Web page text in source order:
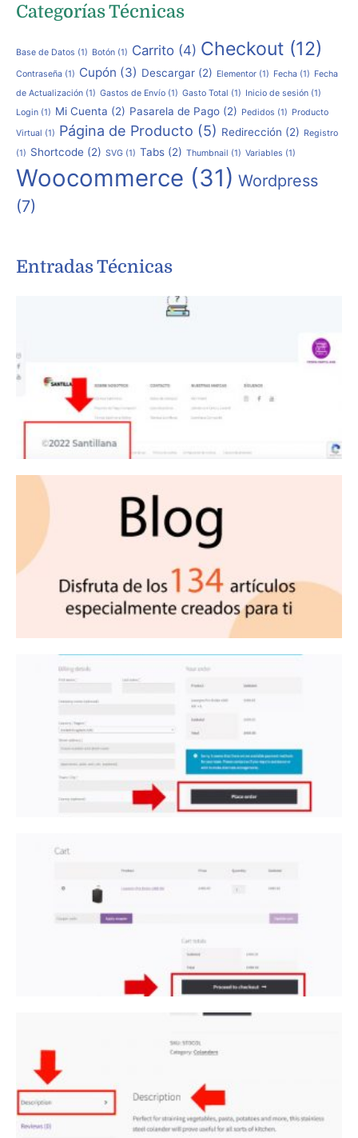
Categorías Técnicas
Base de Datos (1) Botón (1) Carrito (4) Checkout (12)
Contraseña (1) Cupón (3) Descargar (2) Elementor (1) Fecha (1) Fecha
de Actualización (1) Gastos de Envío (1) Gasto Total (1) Inicio de sesión (1)
Login (1) Mi Cuenta (2) Pasarela de Pago (2) Pedidos (1) Producto
Virtual (1) Página de Producto (5) Redirección (2) Registro
(1) Shortcode (2) SVG (1) Tabs (2) Thumbnail (1) Variables (1)
Woocommerce (31) Wordpress
(7)
Entradas Técnicas